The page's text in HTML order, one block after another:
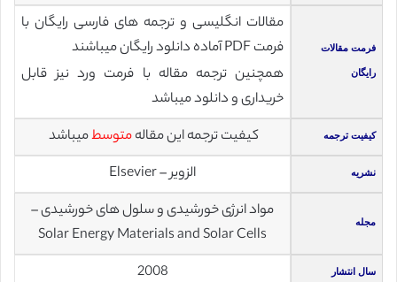
فرمت مقالات
رایگان
مقالات انگلیسی و ترجمه های فارسی رایگان با
فرمت PDF آماده دانلود رایگان میباشند
همچنین ترجمه مقاله با فرمت ورد نیز قابل
خریداری و دانلود میباشد
کیفیت ترجمه کیفیت ترجمه این مقالهمتوسطمیباشد
نشریه الزویر – Elsevier
مجله
مواد انرژی خورشیدی و سلول های خورشیدی –
Solar Energy Materials and Solar Cells
سال انتشار 2008